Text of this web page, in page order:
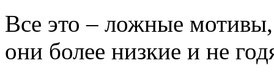
Все это – ложные
они более низкие и не